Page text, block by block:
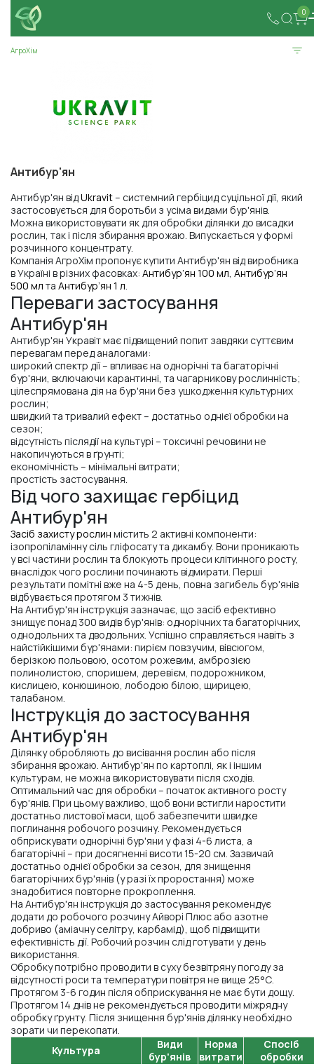
0
АгроХім
Антибур'ян
Антибур'ян відUkravit– системний гербіцид суцільної дії, який
застосовується для боротьби з усіма видами бур'янів.
Можна використовувати як для обробки ділянки до висадки
рослин, так і після збирання врожаю. Випускається у формі
розчинного концентрату.
Компанія АгроХім пропонує купити Антибур'ян від виробника
в Україні в різних фасовках: Антибур’ян 100 мл, Антибур’ян
500 мл та Антибур’ян 1 л.
Переваги застосування
Антибур'ян
Антибур'ян Укравіт має підвищений попит завдяки суттєвим
перевагам перед аналогами:
широкий спектр дії – впливає на однорічні та багаторічні
бур'яни, включаючи карантинні, та чагарникову рослинність;
цілеспрямована дія на бур'яни без ушкодження культурних
рослин;
швидкий та тривалий ефект – достатньо однієї обробки на
сезон;
відсутність післядії на культурі – токсичні речовини не
накопичуються в ґрунті;
економічність – мінімальні витрати;
простість застосування.
Від чого захищає гербіцид
Антибур'ян
Засіб захисту рослин містить 2 активні компоненти:
ізопропіламінну сіль гліфосату та дикамбу. Вони проникають
у всі частини рослин та блокують процеси клітинного росту,
внаслідок чого рослини починають відмирати. Перші
результати помітні вже на 4-5 день, повна загибель бур'янів
відбувається протягом 3 тижнів.
На Антибур'ян інструкція зазначає, що засіб ефективно
знищує понад 300 видів бур'янів: однорічних та багаторічних,
однодольних та дводольних. Успішно справляється навіть з
найстійкішими бур'янами: пирієм повзучим, вівсюгом,
берізкою польовою, осотом рожевим, амброзією
полинолистою, споришем, деревієм, подорожником,
кислицею, конюшиною, лободою білою, щирицею,
талабаном.
Інструкція до застосування
Антибур'ян
Ділянку обробляють до висівання рослин або після
збирання врожаю. Антибур'ян по картоплі, як і іншим
культурам, не можна використовувати після сходів.
Оптимальний час для обробки – початок активного росту
бур'янів. При цьому важливо, щоб вони встигли наростити
достатньо листової маси, щоб забезпечити швидке
поглинання робочого розчину. Рекомендується
обприскувати однорічні бур'яни у фазі 4-6 листа, а
багаторічні – при досягненні висоти 15-20 см. Зазвичай
достатньо однієї обробки за сезон, для знищення
багаторічних бур'янів (у разі їх проростання) може
знадобитися повторне прокроплення.
На Антибур'ян інструкція до застосування рекомендує
додати до робочого розчину Айворі Плюс або азотне
добриво (аміачну селітру, карбамід), щоб підвищити
ефективність дії. Робочий розчин слід готувати у день
використання.
Обробку потрібно проводити в суху безвітряну погоду за
відсутності роси та температури повітря не вище 25°С.
Протягом 3-6 годин після обприскування не має бути дощу.
Протягом 14 днів не рекомендується проводити міжрядну
обробку ґрунту. Після знищення бур'янів ділянку необхідно
зорати чи перекопати.
Культура
Види
бур'янів
Норма
витрати
Спосіб
обробки